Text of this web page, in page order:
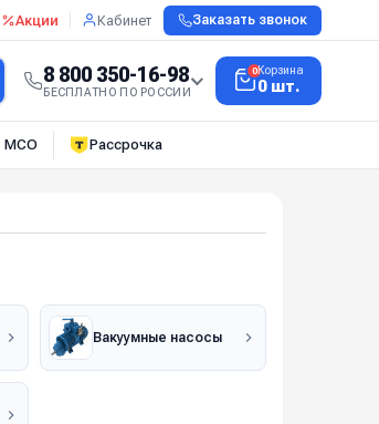
Акции Кабинет Заказать звонок
8 800 350-16-98
БЕСПЛАТНО ПО РОССИИ
0Корзина
0 шт.
МСО Рассрочка
Вакуумные насосы